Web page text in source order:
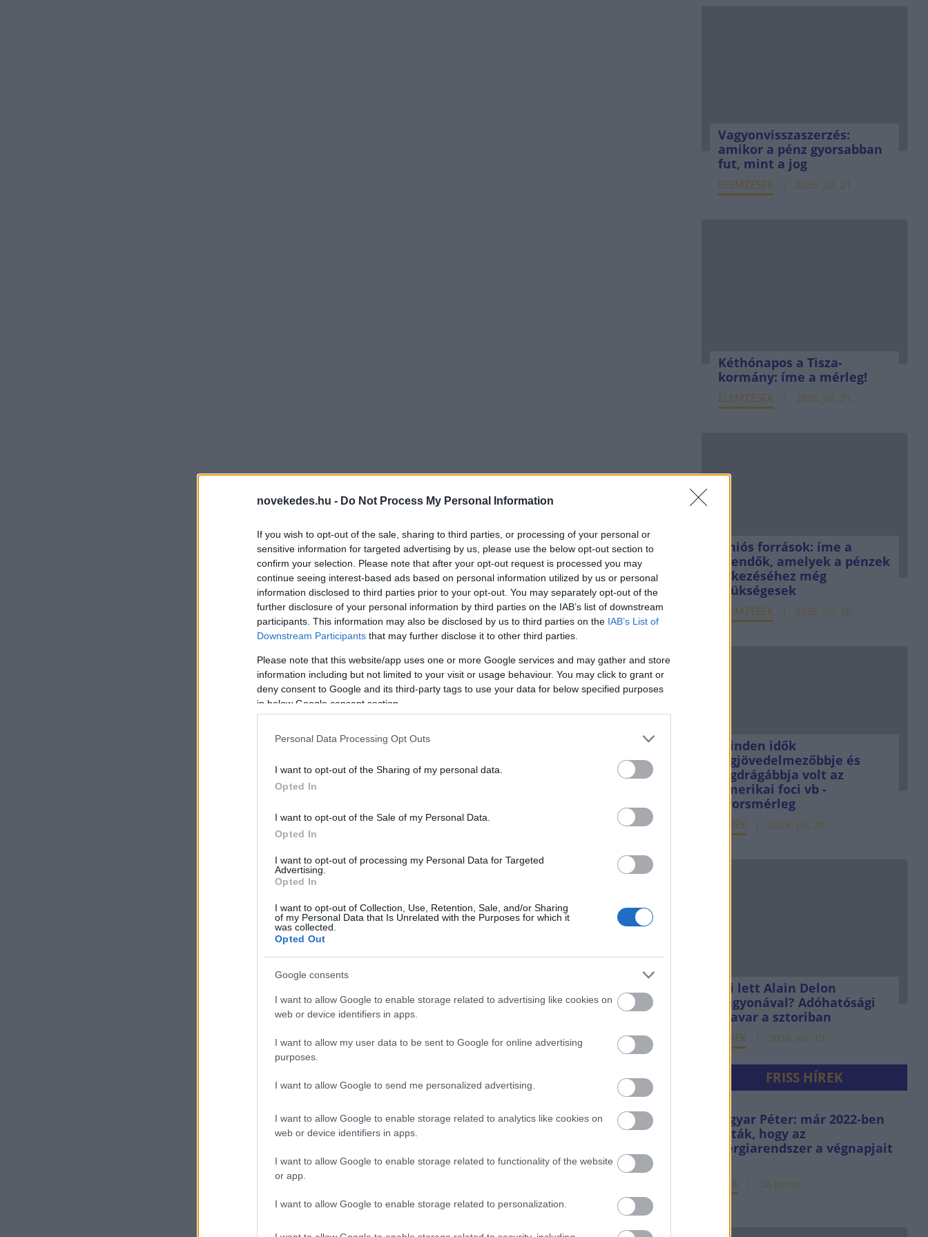
novekedes.hu - Do Not Process My Personal Information
If you wish to opt-out of the sale, sharing to third parties, or processing of your personal or
sensitive information for targeted advertising by us, please use the below opt-out section to
confirm your selection. Please note that after your opt-out request is processed you may
continue seeing interest-based ads based on personal information utilized by us or personal
information disclosed to third parties prior to your opt-out. You may separately opt-out of the
further disclosure of your personal information by third parties on the IAB’s list of downstream
participants. This information may also be disclosed by us to third parties on the IAB’s List of
Downstream Participants that may further disclose it to other third parties.
Please note that this website/app uses one or more Google services and may gather and store
information including but not limited to your visit or usage behaviour. You may click to grant or
deny consent to Google and its third-party tags to use your data for below specified purposes
in below Google consent section.
Personal Data Processing Opt Outs
I want to opt-out of the Sharing of my personal data.
Opted In
I want to opt-out of the Sale of my Personal Data.
Opted In
I want to opt-out of processing my Personal Data for Targeted
Advertising.
Opted In
I want to opt-out of Collection, Use, Retention, Sale, and/or Sharing
of my Personal Data that Is Unrelated with the Purposes for which it
was collected.
Opted Out
Google consents
I want to allow Google to enable storage related to advertising like cookies on
web or device identifiers in apps.
I want to allow my user data to be sent to Google for online advertising
purposes.
I want to allow Google to send me personalized advertising.
I want to allow Google to enable storage related to analytics like cookies on
web or device identifiers in apps.
I want to allow Google to enable storage related to functionality of the website
or app.
I want to allow Google to enable storage related to personalization.
Vagyonvisszaszerzés:
amikor a pénz gyorsabban
fut, mint a jog
ELEMZÉSEK 2026. júl. 21.
Kéthónapos a Tisza-
kormány: íme a mérleg!
ELEMZÉSEK 2026. júl. 21.
Uniós források: íme a
teendők, amelyek a pénzek
érkezéséhez még
szükségesek
ELEMZÉSEK 2026. júl. 20.
Minden idők
legjövedelmezőbbje és
legdrágábbja volt az
amerikai foci vb -
gyorsmérleg
HÍREK 2026. júl. 20.
Mi lett Alain Delon
vagyonával? Adóhatósági
csavar a sztoriban
HÍREK 2026. júl. 19.
FRISS HÍREK
Magyar Péter: már 2022-ben
tudták, hogy az
energiarendszer a végnapjait
HÍREK 38 perce